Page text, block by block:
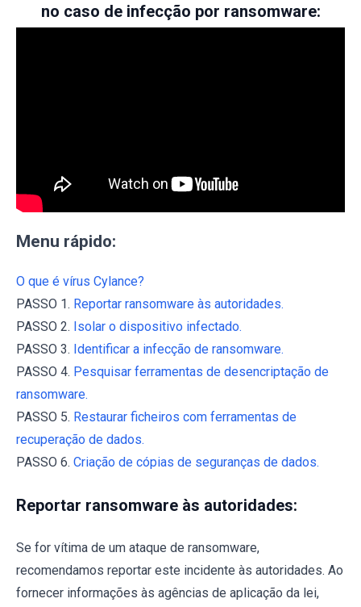
no caso de infecção por ransomware:
Menu rápido:
O que é vírus Cylance?
PASSO 1. Reportar ransomware às autoridades.
PASSO 2. Isolar o dispositivo infectado.
PASSO 3. Identificar a infecção de ransomware.
PASSO 4. Pesquisar ferramentas de desencriptação de
ransomware.
PASSO 5. Restaurar ficheiros com ferramentas de
recuperação de dados.
PASSO 6. Criação de cópias de seguranças de dados.
Reportar ransomware às autoridades:
Se for vítima de um ataque de ransomware,
recomendamos reportar este incidente às autoridades. Ao
fornecer informações às agências de aplicação da lei,